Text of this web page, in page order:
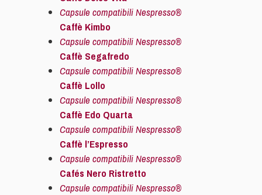
Capsule compatibili Nespresso®
Caffè Kimbo
Capsule compatibili Nespresso®
Caffè Segafredo
Capsule compatibili Nespresso®
Caffè Lollo
Capsule compatibili Nespresso®
Caffè Edo Quarta
Capsule compatibili Nespresso®
Caffè l’Espresso
Capsule compatibili Nespresso®
Cafés Nero Ristretto
Capsule compatibili Nespresso®